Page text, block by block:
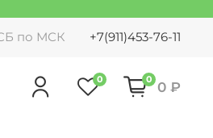
по МСК +7(911)453-76-11
0 0 0 ₽